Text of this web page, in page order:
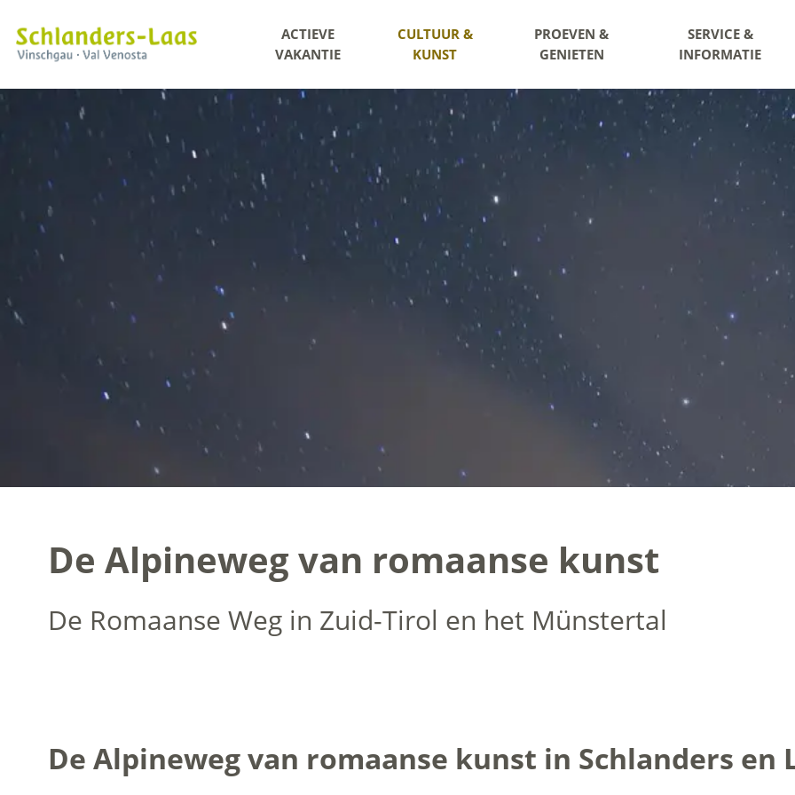
ACTIEVE
VAKANTIE
CULTUUR &
KUNST
PROEVEN &
GENIETEN
SERVICE &
INFORMATIE
De Alpineweg van romaanse kunst
De Romaanse Weg in Zuid-Tirol en het Münstertal
De Alpineweg van romaanse kunst in Schlanders en